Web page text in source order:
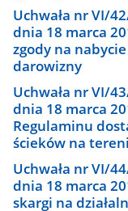
Uchwała nr VI/
dnia 18 marca
zgody na
darowizny
Uchwała nr VI/
dnia 18 marca
Regulaminu
ścieków na
Uchwała nr VI/
dnia 18 marca
skargi na